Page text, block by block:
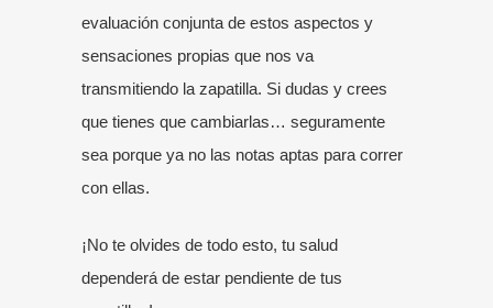
evaluación conjunta de estos aspectos y
sensaciones propias que nos va
transmitiendo la zapatilla. Si dudas y crees
que tienes que cambiarlas… seguramente
sea porque ya no las notas aptas para correr
con ellas.
¡No te olvides de todo esto, tu salud
dependerá de estar pendiente de tus